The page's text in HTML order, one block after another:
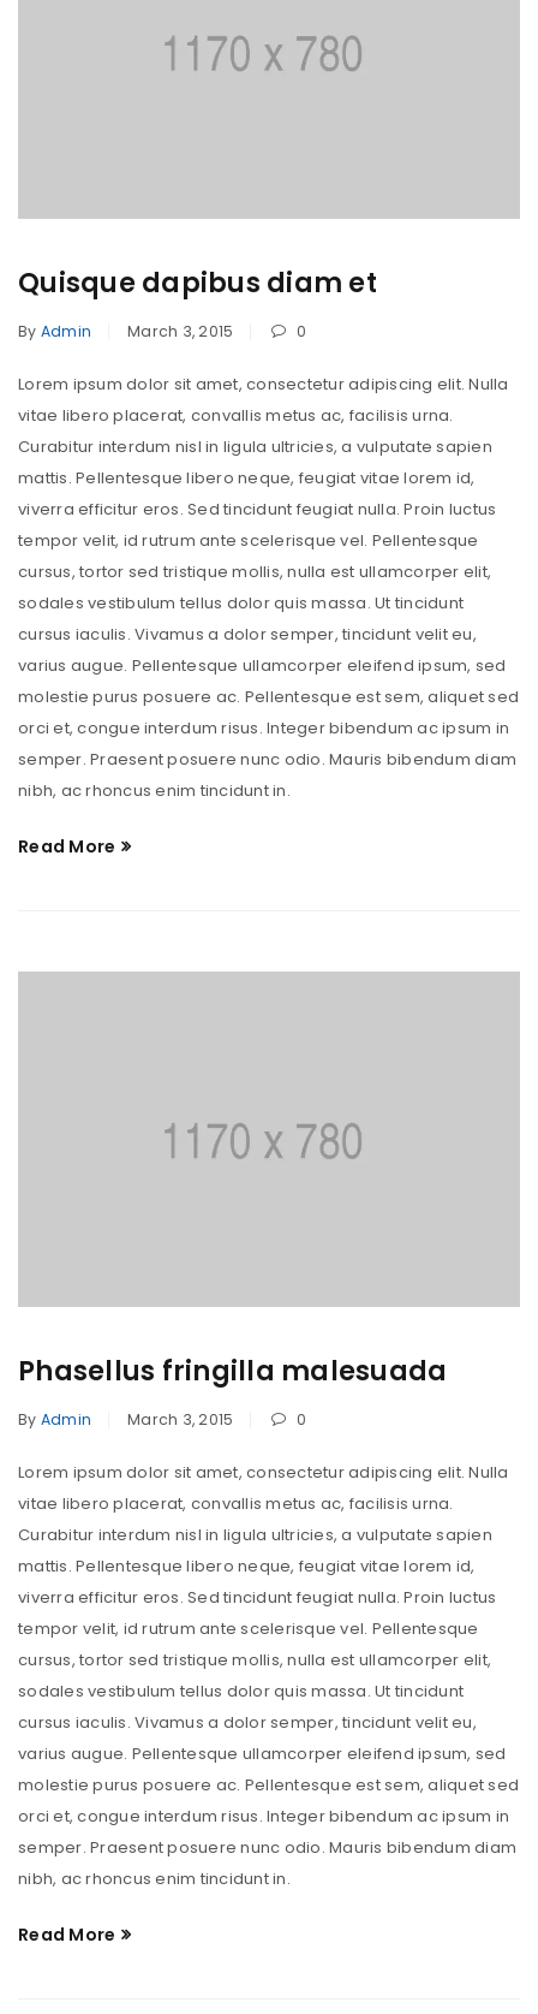
Quisque dapibus diam et
By Admin March 3, 2015 0
Lorem ipsum dolor sit amet, consectetur adipiscing elit. Nulla
vitae libero placerat, convallis metus ac, facilisis urna.
Curabitur interdum nisl in ligula ultricies, a vulputate sapien
mattis. Pellentesque libero neque, feugiat vitae lorem id,
viverra efficitur eros. Sed tincidunt feugiat nulla. Proin luctus
tempor velit, id rutrum ante scelerisque vel. Pellentesque
cursus, tortor sed tristique mollis, nulla est ullamcorper elit,
sodales vestibulum tellus dolor quis massa. Ut tincidunt
cursus iaculis. Vivamus a dolor semper, tincidunt velit eu,
varius augue. Pellentesque ullamcorper eleifend ipsum, sed
molestie purus posuere ac. Pellentesque est sem, aliquet sed
orci et, congue interdum risus. Integer bibendum ac ipsum in
semper. Praesent posuere nunc odio. Mauris bibendum diam
nibh, ac rhoncus enim tincidunt in.
Read More
Phasellus fringilla malesuada
By Admin March 3, 2015 0
Lorem ipsum dolor sit amet, consectetur adipiscing elit. Nulla
vitae libero placerat, convallis metus ac, facilisis urna.
Curabitur interdum nisl in ligula ultricies, a vulputate sapien
mattis. Pellentesque libero neque, feugiat vitae lorem id,
viverra efficitur eros. Sed tincidunt feugiat nulla. Proin luctus
tempor velit, id rutrum ante scelerisque vel. Pellentesque
cursus, tortor sed tristique mollis, nulla est ullamcorper elit,
sodales vestibulum tellus dolor quis massa. Ut tincidunt
cursus iaculis. Vivamus a dolor semper, tincidunt velit eu,
varius augue. Pellentesque ullamcorper eleifend ipsum, sed
molestie purus posuere ac. Pellentesque est sem, aliquet sed
orci et, congue interdum risus. Integer bibendum ac ipsum in
semper. Praesent posuere nunc odio. Mauris bibendum diam
nibh, ac rhoncus enim tincidunt in.
Read More